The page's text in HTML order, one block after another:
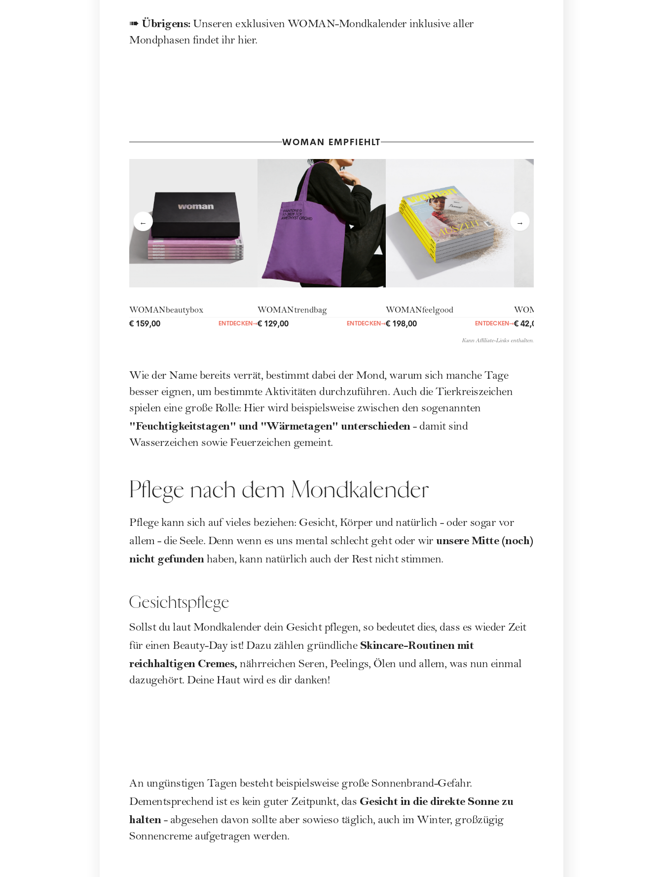
➠ Übrigens:Unseren exklusiven WOMAN-Mondkalender inklusive aller
Mondphasen findet ihr hier.
WOMAN EMPFIEHLT
← →
WOMANbeautybox
€ 159,00 ENTDECKEN→
WOMANtrendbag
€ 129,00 ENTDECKEN→
WOMANfeelgood
€ 198,00 ENTDECKEN→
WOMANdigital
€ 42,00
Kann Affiliate-Links enthalten.
Wie der Name bereits verrät, bestimmt dabei der Mond, warum sich manche Tage
besser eignen, um bestimmte Aktivitäten durchzuführen. Auch die Tierkreiszeichen
spielen eine große Rolle: Hier wird beispielsweise zwischen den sogenannten
"Feuchtigkeitstagen" und "Wärmetagen" unterschieden- damit sind
Wasserzeichen sowie Feuerzeichen gemeint.
Pflege nach dem Mondkalender
Pflege kann sich auf vieles beziehen: Gesicht, Körper und natürlich - oder sogar vor
allem - die Seele. Denn wenn es uns mental schlecht geht oder wir unsere Mitte (noch)
nicht gefundenhaben, kann natürlich auch der Rest nicht stimmen.
Gesichtspflege
Sollst du laut Mondkalender dein Gesicht pflegen, so bedeutet dies, dass es wieder Zeit
für einen Beauty-Day ist! Dazu zählen gründliche Skincare-Routinenmit
reichhaltigen Cremes, nährreichen Seren, Peelings, Ölen und allem, was nun einmal
dazugehört. Deine Haut wird es dir danken!
An ungünstigen Tagen besteht beispielsweise große Sonnenbrand-Gefahr.
Dementsprechend ist es kein guter Zeitpunkt, das Gesicht in die direkte Sonne zu
halten- abgesehen davon sollte aber sowieso täglich, auch im Winter, großzügig
Sonnencremeaufgetragen werden.